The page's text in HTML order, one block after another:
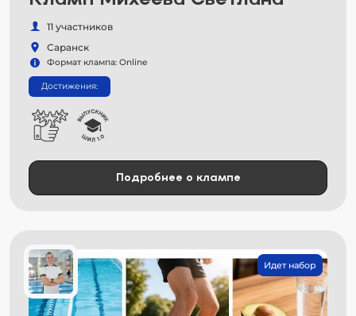
11 участников
Саранск
Формат клампа: Online
Достижения:
Подробнее о клампе
Идет набор